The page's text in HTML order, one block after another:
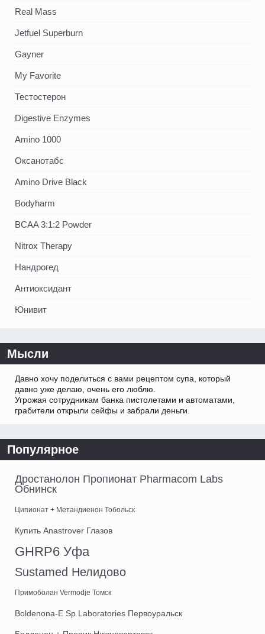
Real Mass
Jetfuel Superburn
Gayner
My Favorite
Тестостерон
Digestive Enzymes
Amino 1000
Оксанотабс
Amino Drive Black
Bodyharm
BCAA 3:1:2 Powder
Nitrox Therapy
Нандрогед
Антиоксидант
Юнивит
Мысли
Давно хочу поделиться с вами рецептом супа, который
давно уже делаю, очень его люблю.
Угрожая сотрудникам банка пистолетами и автоматами,
грабители открыли сейфы и забрали деньги.
Популярное
Дростанолон Пропионат Pharmacom Labs
Обнинск
Ципионат + Метандиенон Тобольск
Купить Anastrover Глазов
GHRP6 Уфа
Sustamed Нелидово
Примоболан Vermodje Томск
Boldenona-E Sp Laboratories Первоуральск